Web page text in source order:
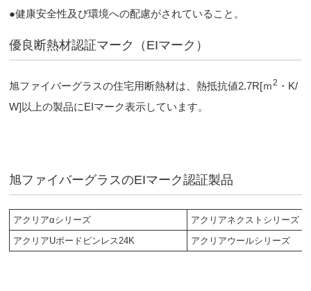
●健康安全性及び環境への配慮がされていること。
優良断熱材認証マーク（EIマーク）
旭ファイバーグラスの住宅用断熱材は、熱抵抗値2.7R[ｍ2 ・K/
W]以上の製品にEIマーク表示しています。
旭ファイバーグラスのEIマーク認証製品
アクリアαシリーズ
アクリアネクストシリーズ
アクリアUボードピンレス24K
アクリアウールシリーズ